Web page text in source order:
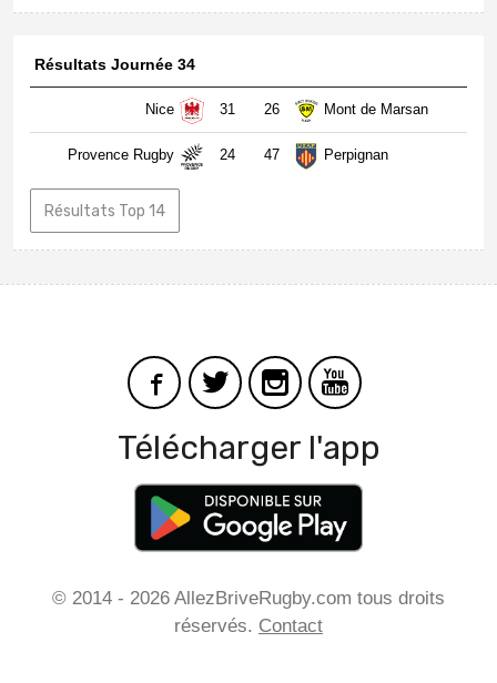
Résultats Journée 34
Nice 31 26 Mont de Marsan
Provence Rugby 24 47 Perpignan
Résultats Top 14
Télécharger l'app
© 2014 - 2026 AllezBriveRugby.com tous droits
réservés. Contact